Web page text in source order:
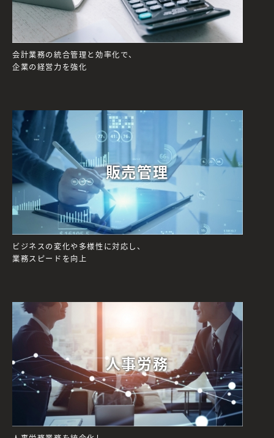
会計業務の統合管理と効率化で、
企業の経営力を強化
販売管理
ビジネスの変化や多様性に対応し、
業務スピードを向上
人事労務